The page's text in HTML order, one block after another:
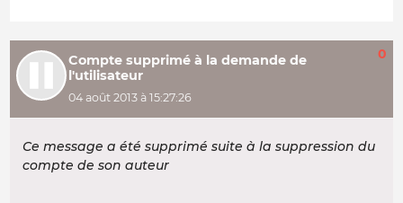
Compte supprimé à la demande de
l'utilisateur
04 août 2013 à 15:27:26
0
Ce message a été supprimé suite à la suppression du
compte de son auteur